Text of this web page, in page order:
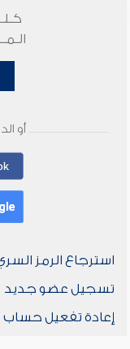
أو
استرجاع الرمز
تسجيل عضو جديد
إعادة تفعيل حساب